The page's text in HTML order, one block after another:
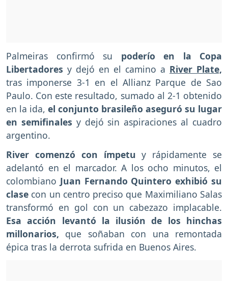
Palmeiras confirmó su poderío en la Copa
Libertadores y dejó en el camino a River Plate,
tras imponerse 3-1 en el Allianz Parque de Sao
Paulo. Con este resultado, sumado al 2-1 obtenido
en la ida, el conjunto brasileño aseguró su lugar
en semifinales y dejó sin aspiraciones al cuadro
argentino.
River comenzó con ímpetuy rápidamente se
adelantó en el marcador. A los ocho minutos, el
colombiano Juan Fernando Quintero exhibió su
clase con un centro preciso que Maximiliano Salas
transformó en gol con un cabezazo implacable.
Esa acción levantó la ilusión de los hinchas
millonarios, que soñaban con una remontada
épica tras la derrota sufrida en Buenos Aires.